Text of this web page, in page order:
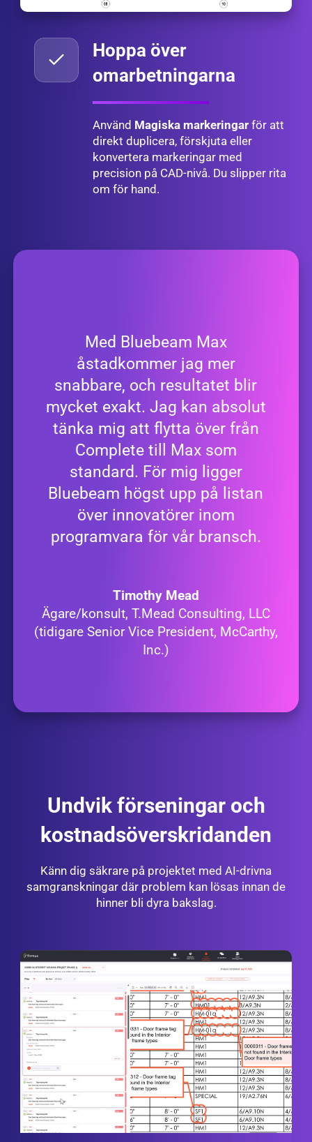
Hoppa över
omarbetningarna
Använd Magiska markeringarför att
direkt duplicera, förskjuta eller
konvertera markeringar med
precision på CAD-nivå. Du slipper rita
om för hand.
Med Bluebeam Max
åstadkommer jag mer
snabbare, och resultatet blir
mycket exakt. Jag kan absolut
tänka mig att flytta över från
Complete till Max som
standard. För mig ligger
Bluebeam högst upp på listan
över innovatörer inom
programvara för vår bransch.
Timothy Mead
Ägare/konsult, T.Mead Consulting, LLC
(tidigare Senior Vice President, McCarthy,
Inc.)
Undvik förseningar och
kostnadsöverskridanden
Känn dig säkrare på projektet med AI-drivna
samgranskningar där problem kan lösas innan de
hinner bli dyra bakslag.